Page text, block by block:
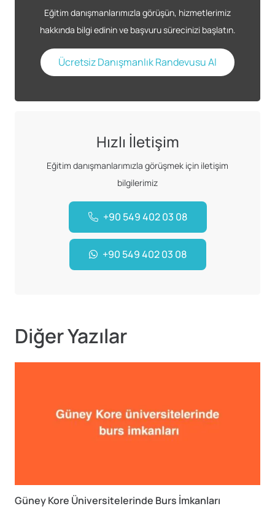
Eğitim danışmanlarımızla görüşün, hizmetlerimiz
hakkında bilgi edinin ve başvuru sürecinizi başlatın.
Ücretsiz Danışmanlık Randevusu Al
Hızlı İletişim
Eğitim danışmanlarımızla görüşmek için iletişim
bilgilerimiz
+90 549 402 03 08
+90 549 402 03 08
Diğer Yazılar
Güney Kore Üniversitelerinde Burs İmkanları